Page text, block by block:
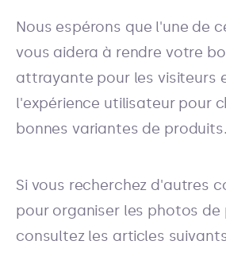
Nous espérons que l'une de
vous aidera à rendre votre
attrayante pour les visiteurs
l'expérience utilisateur pour
bonnes variantes de produits.
Si vous recherchez d'autres
pour organiser les photos de
consultez les articles